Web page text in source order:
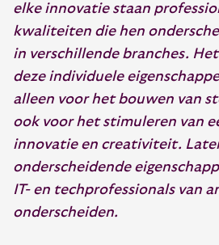
elke innovatie staan
kwaliteiten die hen
in verschillende branches.
deze individuele
alleen voor het bouwen van
ook voor het stimuleren van
innovatie en creativiteit.
onderscheidende
IT- en techprofessionals van
onderscheiden.